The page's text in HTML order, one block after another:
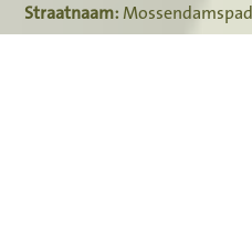
Straatnaam: Mossendamspad